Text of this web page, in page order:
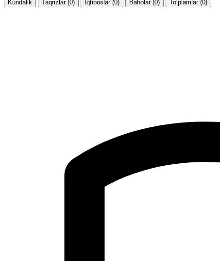
Kundalik Taqrizlar (0) Iqtiboslar (0) Baholar (0) To‘plamlar (0)